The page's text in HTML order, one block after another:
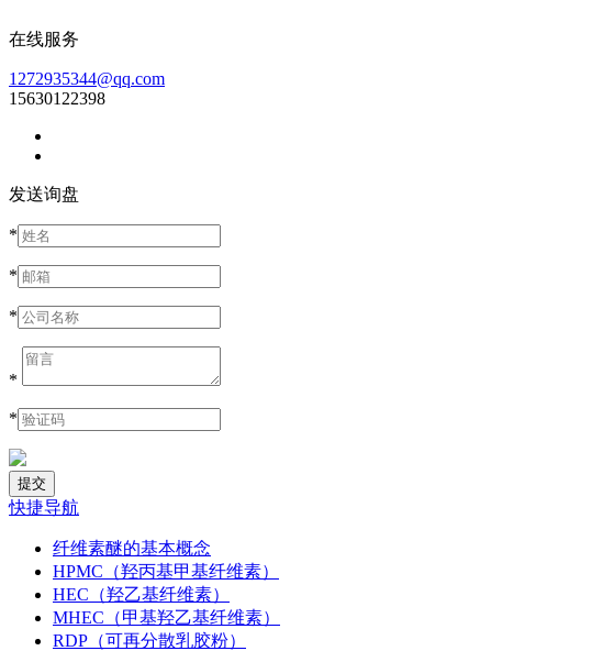
在线服务
1272935344@qq.com
15630122398
发送询盘
*
*
*
*
*
快捷导航
纤维素醚的基本概念
HPMC（羟丙基甲基纤维素）
HEC（羟乙基纤维素）
MHEC（甲基羟乙基纤维素）
RDP（可再分散乳胶粉）